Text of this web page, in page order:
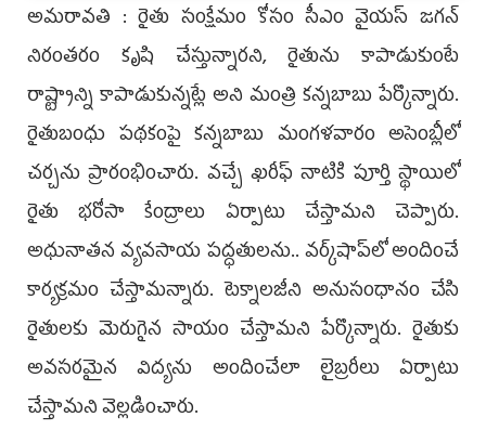
అమరావతి : రైతు సంక్షేమం కోసం సీఎం వైయస్‌ జగన్‌
నిరంతరం కృషి​ చేస్తున్నారని, రైతును కాపాడుకుంటే
రాష్ట్రాన్ని కాపాడుకున్నట్లే అని మంత్రి కన్నబాబు పేర్కొన్నారు.
రైతుబంధు పథకంపై కన్నబాబు మంగళవారం అసెంబ్లీలో
చర్చను ప్రారంభించారు. వచ్చే ఖరీఫ్‌ నాటికి పూర్తి స్థాయిలో
రైతు భరోసా కేంద్రాలు ఏర్పాటు చేస్తామని చెప్పారు.
అధునాతన వ్యవసాయ పద్ధతులను.. వర్క్‌షాప్‌లో అందించే
కార్యక్రమం చేస్తామన్నారు. టెక్నాలజీని అనుసంధానం చేసి
రైతులకు మెరుగైన సాయం చేస్తామని పేర్కొన్నారు. రైతుకు
అవసరమైన విద్యను అందించేలా లైబ్రరీలు ఏర్పాటు
చేస్తామని వెల్లడించారు.